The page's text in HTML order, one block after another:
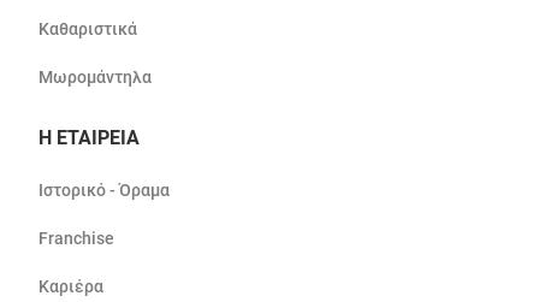
Καθαριστικά
Μωρομάντηλα
Η ΕΤΑΙΡΕΙΑ
Ιστορικό - Όραμα
Franchise
Καριέρα